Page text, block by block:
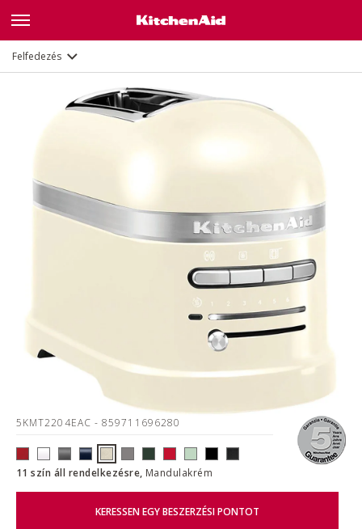
Felfedezés
5KMT2204EAC - 859711696280
11 szín áll rendelkezésre, Mandulakrém
KERESSEN EGY BESZERZÉSI PONTOT